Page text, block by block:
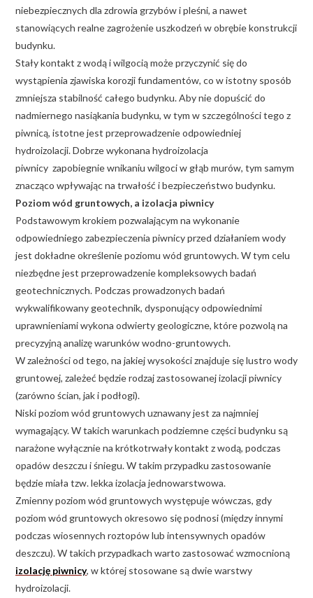
niebezpiecznych dla zdrowia grzybów i pleśni, a nawet
stanowiących realne zagrożenie uszkodzeń w obrębie konstrukcji
budynku.
Stały kontakt z wodą i wilgocią może przyczynić się do
wystąpienia zjawiska korozji fundamentów, co w istotny sposób
zmniejsza stabilność całego budynku. Aby nie dopuścić do
nadmiernego nasiąkania budynku, w tym w szczególności tego z
piwnicą, istotne jest przeprowadzenie odpowiedniej
hydroizolacji. Dobrze wykonana hydroizolacja
piwnicy zapobiegnie wnikaniu wilgoci w głąb murów, tym samym
znacząco wpływając na trwałość i bezpieczeństwo budynku.
Poziom wód gruntowych, a izolacja piwnicy
Podstawowym krokiem pozwalającym na wykonanie
odpowiedniego zabezpieczenia piwnicy przed działaniem wody
jest dokładne określenie poziomu wód gruntowych. W tym celu
niezbędne jest przeprowadzenie kompleksowych badań
geotechnicznych. Podczas prowadzonych badań
wykwalifikowany geotechnik, dysponujący odpowiednimi
uprawnieniami wykona odwierty geologiczne, które pozwolą na
precyzyjną analizę warunków wodno-gruntowych.
W zależności od tego, na jakiej wysokości znajduje się lustro wody
gruntowej, zależeć będzie rodzaj zastosowanej izolacji piwnicy
(zarówno ścian, jak i podłogi).
Niski poziom wód gruntowych uznawany jest za najmniej
wymagający. W takich warunkach podziemne części budynku są
narażone wyłącznie na krótkotrwały kontakt z wodą, podczas
opadów deszczu i śniegu. W takim przypadku zastosowanie
będzie miała tzw. lekka izolacja jednowarstwowa.
Zmienny poziom wód gruntowych występuje wówczas, gdy
poziom wód gruntowych okresowo się podnosi (między innymi
podczas wiosennych roztopów lub intensywnych opadów
deszczu). W takich przypadkach warto zastosować wzmocnioną
izolację piwnicy, w której stosowane są dwie warstwy
hydroizolacji.